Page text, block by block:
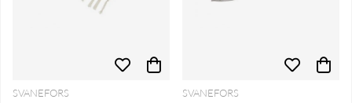
SVANEFORS SVANEFORS